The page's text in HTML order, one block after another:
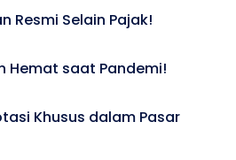
Resmi Selain Pajak!
Hemat saat Pandemi!
Khusus dalam Pasar